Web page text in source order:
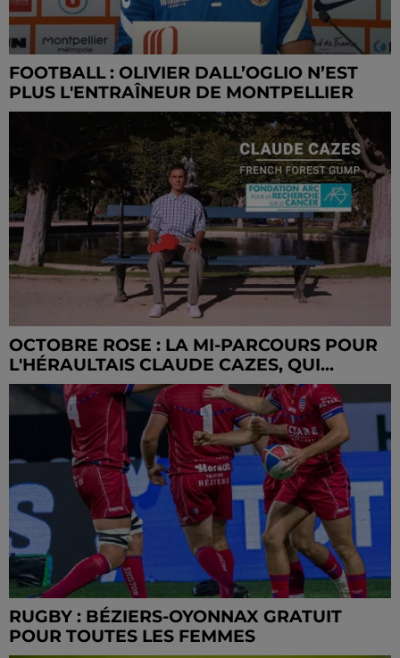
FOOTBALL : OLIVIER DALL’OGLIO N’EST
PLUS L'ENTRAÎNEUR DE MONTPELLIER
OCTOBRE ROSE : LA MI-PARCOURS POUR
L'HÉRAULTAIS CLAUDE CAZES, QUI...
RUGBY : BÉZIERS-OYONNAX GRATUIT
POUR TOUTES LES FEMMES